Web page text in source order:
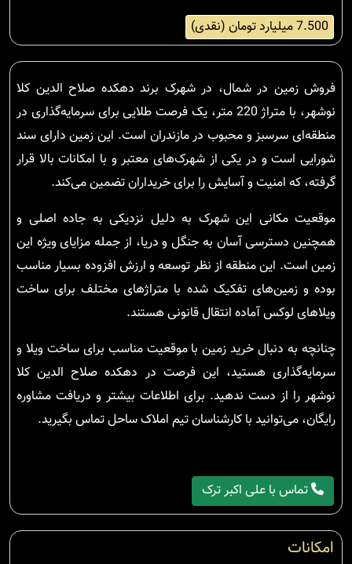
7.500 میلیارد تومان (نقدی)
فروش زمین در شمال، در شهرک برند دهکده صلاح الدین کلا
نوشهر، با متراژ 220 متر، یک فرصت طلایی برای سرمایه‌گذاری در
منطقه‌ای سرسبز و محبوب در مازندران است. این زمین دارای سند
شورایی است و در یکی از شهرک‌های معتبر و با امکانات بالا قرار
گرفته، که امنیت و آسایش را برای خریداران تضمین می‌کند.
موقعیت مکانی این شهرک به دلیل نزدیکی به جاده اصلی و
همچنین دسترسی آسان به جنگل و دریا، از جمله مزایای ویژه این
زمین است. این منطقه از نظر توسعه و ارزش افزوده بسیار مناسب
بوده و زمین‌های تفکیک شده با متراژهای مختلف برای ساخت
ویلاهای لوکس آماده انتقال قانونی هستند.
چنانچه به دنبال خرید زمین با موقعیت مناسب برای ساخت ویلا و
سرمایه‌گذاری هستید، این فرصت در دهکده صلاح الدین کلا
نوشهر را از دست ندهید. برای اطلاعات بیشتر و دریافت مشاوره
رایگان، می‌توانید با کارشناسان تیم املاک ساحل تماس بگیرید.
تماس با علی اکبر ترک
امکانات